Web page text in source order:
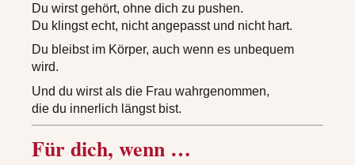
Du wirst gehört, ohne dich zu pushen.
Du klingst echt, nicht angepasst und nicht hart.
Du bleibst im Körper, auch wenn es unbequem
wird.
Und du wirst als die Frau wahrgenommen,
die du innerlich längst bist.
Für dich, wenn …